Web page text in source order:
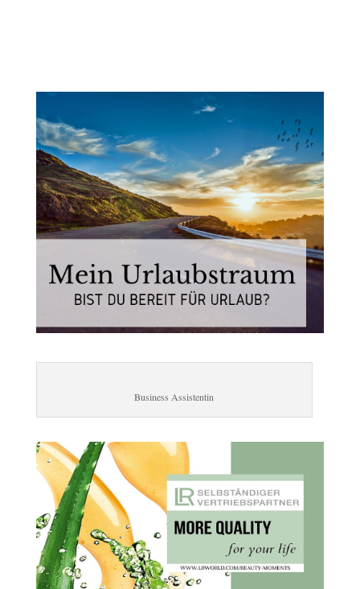
Business Assistentin